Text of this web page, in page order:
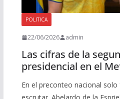
POLITICA
22/06/2026 admin
Las cifras de la
presidencial en el
En el preconteo nacional